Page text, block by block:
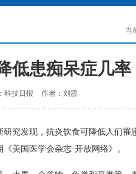
当
低患痴呆症几率
科技日报 作者：刘霞
发现，抗炎饮食可降低人们罹
美国医学会杂志·开放网络》。